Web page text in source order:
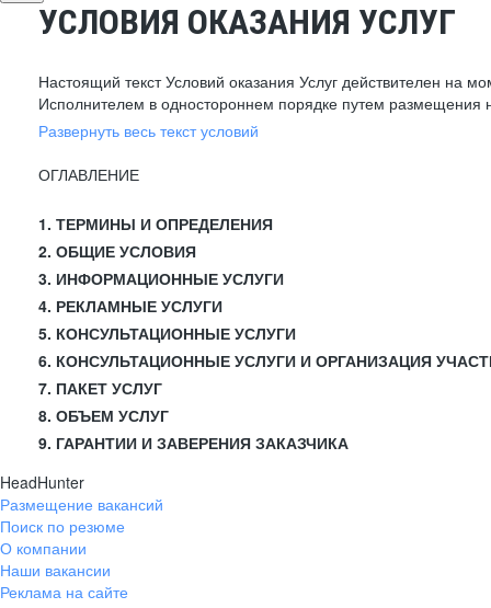
УСЛОВИЯ ОКАЗАНИЯ УСЛУГ
Настоящий текст Условий оказания Услуг действителен на
Исполнителем в одностороннем порядке путем размещения
Развернуть весь текст условий
ОГЛАВЛЕНИЕ
1. ТЕРМИНЫ И ОПРЕДЕЛЕНИЯ
2. ОБЩИЕ УСЛОВИЯ
3. ИНФОРМАЦИОННЫЕ УСЛУГИ
4. РЕКЛАМНЫЕ УСЛУГИ
5. КОНСУЛЬТАЦИОННЫЕ УСЛУГИ
6. КОНСУЛЬТАЦИОННЫЕ УСЛУГИ И ОРГАНИЗАЦИЯ
7. ПАКЕТ УСЛУГ
8. ОБЪЕМ УСЛУГ
9. ГАРАНТИИ И ЗАВЕРЕНИЯ ЗАКАЗЧИКА
HeadHunter
Размещение вакансий
Поиск по резюме
О компании
Наши вакансии
Реклама на сайте